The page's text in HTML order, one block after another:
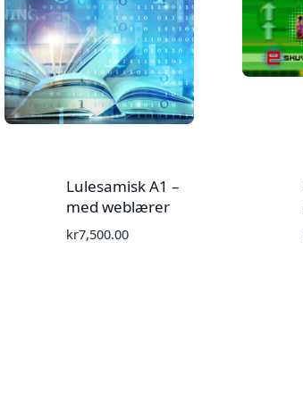
Lulesamisk A1 –
med weblærer
kr7,500.00